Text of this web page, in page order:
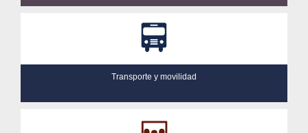
Transporte y movilidad